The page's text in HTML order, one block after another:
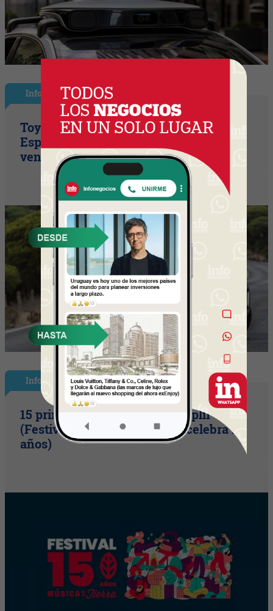
InfoNegocios España
Toyota consolida su liderazgo en
España en julio tras hacer crecer sus
ventas un 10% en 2026
InfoShow
15 primaveras tienes que cumplir
(Festival Música de la Tierra celebra 15
años)